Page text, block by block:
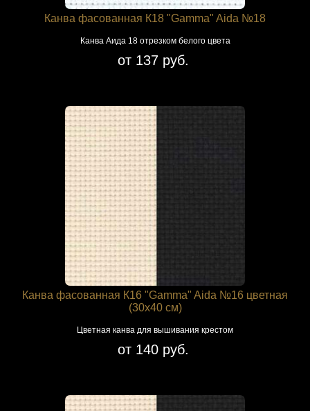
Канва фасованная К18 "Gamma" Aida №18
Канва Аида 18 отрезком белого цвета
от 137 руб.
Канва фасованная К16 "Gamma" Aida №16 цветная
(30х40 см)
Цветная канва для вышивания крестом
от 140 руб.